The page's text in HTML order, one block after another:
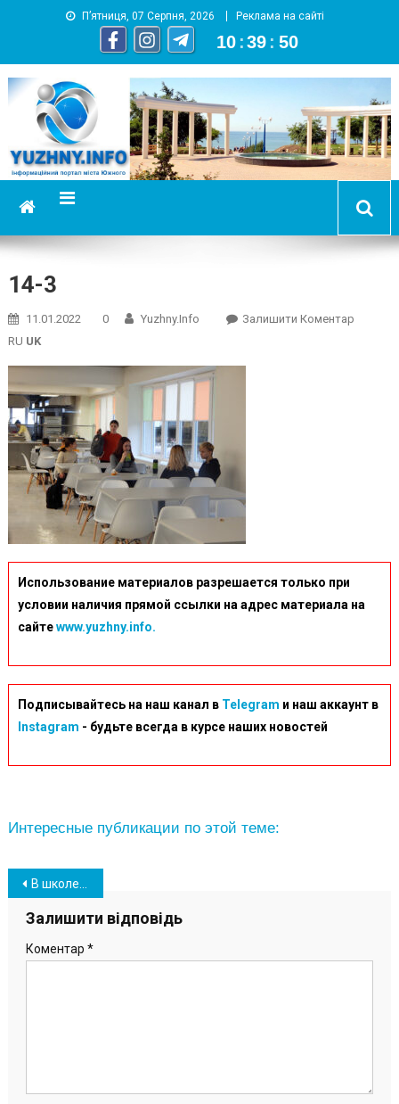
П’ятниця, 07 Серпня, 2026 Реклама на сайті
10 :39 : 51
YUZHNY.INFO
информационный портал города Южный
14-3
11.01.2022 0 Yuzhny.info Залишити КоментарOn
RU UK
Использование материалов разрешается только при
условии наличия прямой ссылки на адрес материала на
сайтеwww.yuzhny.info.
Подписывайтесь на наш канал в Telegram и наш аккаунт в
Instagram - будьте всегда в курсе наших новостей
Интересные публикации по этой теме:
Навігація
записів
В школе Южного установили новую мебель в обновленной столовой (фото)
Залишити відповідь
Коментар *